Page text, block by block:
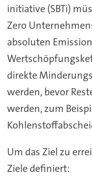
initiative (SBTi)
Zero
absoluten
direkte
werden, bevor
werden, zum
Um das Ziel zu
Ziele definiert: